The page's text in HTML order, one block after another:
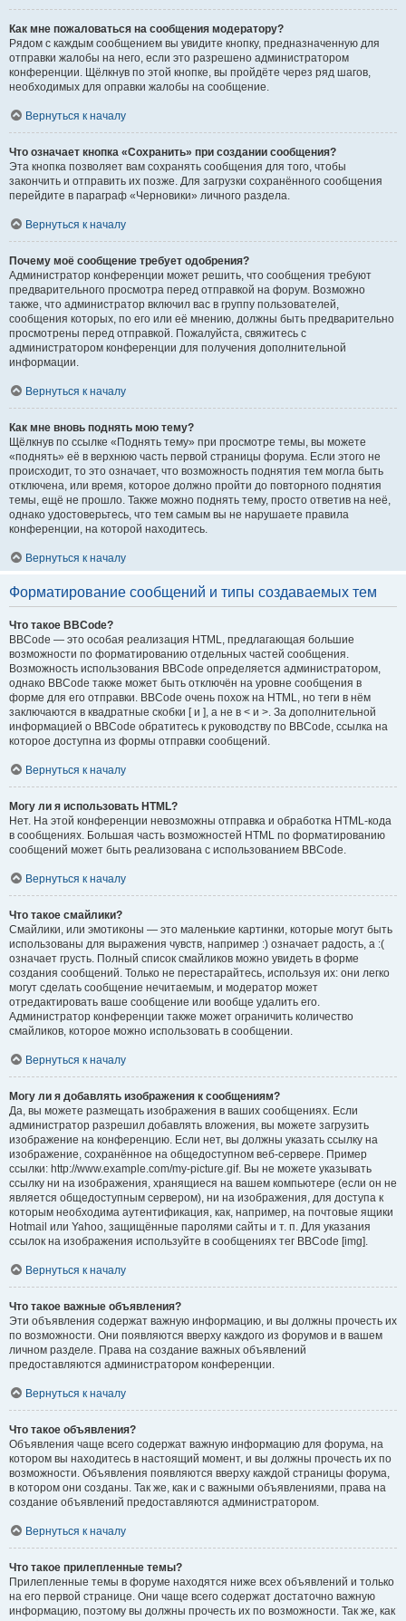
Как мне пожаловаться на сообщения модератору?
Рядом с каждым сообщением вы увидите кнопку, предназначенную для
отправки жалобы на него, если это разрешено администратором
конференции. Щёлкнув по этой кнопке, вы пройдёте через ряд шагов,
необходимых для оправки жалобы на сообщение.
Вернуться к началу
Что означает кнопка «Сохранить» при создании сообщения?
Эта кнопка позволяет вам сохранять сообщения для того, чтобы
закончить и отправить их позже. Для загрузки сохранённого сообщения
перейдите в параграф «Черновики» личного раздела.
Вернуться к началу
Почему моё сообщение требует одобрения?
Администратор конференции может решить, что сообщения требуют
предварительного просмотра перед отправкой на форум. Возможно
также, что администратор включил вас в группу пользователей,
сообщения которых, по его или её мнению, должны быть предварительно
просмотрены перед отправкой. Пожалуйста, свяжитесь с
администратором конференции для получения дополнительной
информации.
Вернуться к началу
Как мне вновь поднять мою тему?
Щёлкнув по ссылке «Поднять тему» при просмотре темы, вы можете
«поднять» её в верхнюю часть первой страницы форума. Если этого не
происходит, то это означает, что возможность поднятия тем могла быть
отключена, или время, которое должно пройти до повторного поднятия
темы, ещё не прошло. Также можно поднять тему, просто ответив на неё,
однако удостоверьтесь, что тем самым вы не нарушаете правила
конференции, на которой находитесь.
Вернуться к началу
Форматирование сообщений и типы создаваемых тем
Что такое BBCode?
BBCode — это особая реализация HTML, предлагающая большие
возможности по форматированию отдельных частей сообщения.
Возможность использования BBCode определяется администратором,
однако BBCode также может быть отключён на уровне сообщения в
форме для его отправки. BBCode очень похож на HTML, но теги в нём
заключаются в квадратные скобки [ и ], а не в < и >. За дополнительной
информацией о BBCode обратитесь к руководству по BBCode, ссылка на
которое доступна из формы отправки сообщений.
Вернуться к началу
Могу ли я использовать HTML?
Нет. На этой конференции невозможны отправка и обработка HTML-кода
в сообщениях. Большая часть возможностей HTML по форматированию
сообщений может быть реализована с использованием BBCode.
Вернуться к началу
Что такое смайлики?
Смайлики, или эмотиконы — это маленькие картинки, которые могут быть
использованы для выражения чувств, например :) означает радость, а :(
означает грусть. Полный список смайликов можно увидеть в форме
создания сообщений. Только не перестарайтесь, используя их: они легко
могут сделать сообщение нечитаемым, и модератор может
отредактировать ваше сообщение или вообще удалить его.
Администратор конференции также может ограничить количество
смайликов, которое можно использовать в сообщении.
Вернуться к началу
Могу ли я добавлять изображения к сообщениям?
Да, вы можете размещать изображения в ваших сообщениях. Если
администратор разрешил добавлять вложения, вы можете загрузить
изображение на конференцию. Если нет, вы должны указать ссылку на
изображение, сохранённое на общедоступном веб-сервере. Пример
ссылки: http://www.example.com/my-picture.gif. Вы не можете указывать
ссылку ни на изображения, хранящиеся на вашем компьютере (если он не
является общедоступным сервером), ни на изображения, для доступа к
которым необходима аутентификация, как, например, на почтовые ящики
Hotmail или Yahoo, защищённые паролями сайты и т. п. Для указания
ссылок на изображения используйте в сообщениях тег BBCode [img].
Вернуться к началу
Что такое важные объявления?
Эти объявления содержат важную информацию, и вы должны прочесть их
по возможности. Они появляются вверху каждого из форумов и в вашем
личном разделе. Права на создание важных объявлений
предоставляются администратором конференции.
Вернуться к началу
Что такое объявления?
Объявления чаще всего содержат важную информацию для форума, на
котором вы находитесь в настоящий момент, и вы должны прочесть их по
возможности. Объявления появляются вверху каждой страницы форума,
в котором они созданы. Так же, как и с важными объявлениями, права на
создание объявлений предоставляются администратором.
Вернуться к началу
Что такое прилепленные темы?
Прилепленные темы в форуме находятся ниже всех объявлений и только
на его первой странице. Они чаще всего содержат достаточно важную
информацию, поэтому вы должны прочесть их по возможности. Так же, как